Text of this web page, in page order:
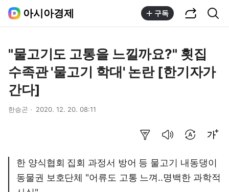
아시아경제 구독
"물고기도 고통을 느낄까요?" 횟집
수족관 '물고기 학대' 논란 [한기자가
간다]
한승곤 2020. 12. 20. 08:11
한 양식협회 집회 과정서 방어 등 물고기 내동댕이
동물권 보호단체 "어류도 고통 느껴..명백한 과학적